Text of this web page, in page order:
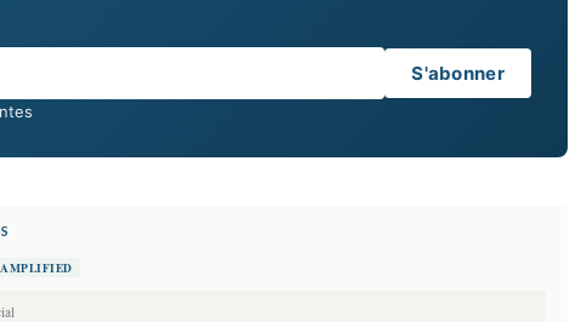
S'abonner
AMPLIFIED